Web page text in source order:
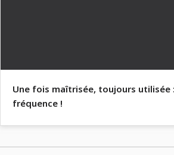
Une fois maîtrisée, toujours utilisée
fréquence !